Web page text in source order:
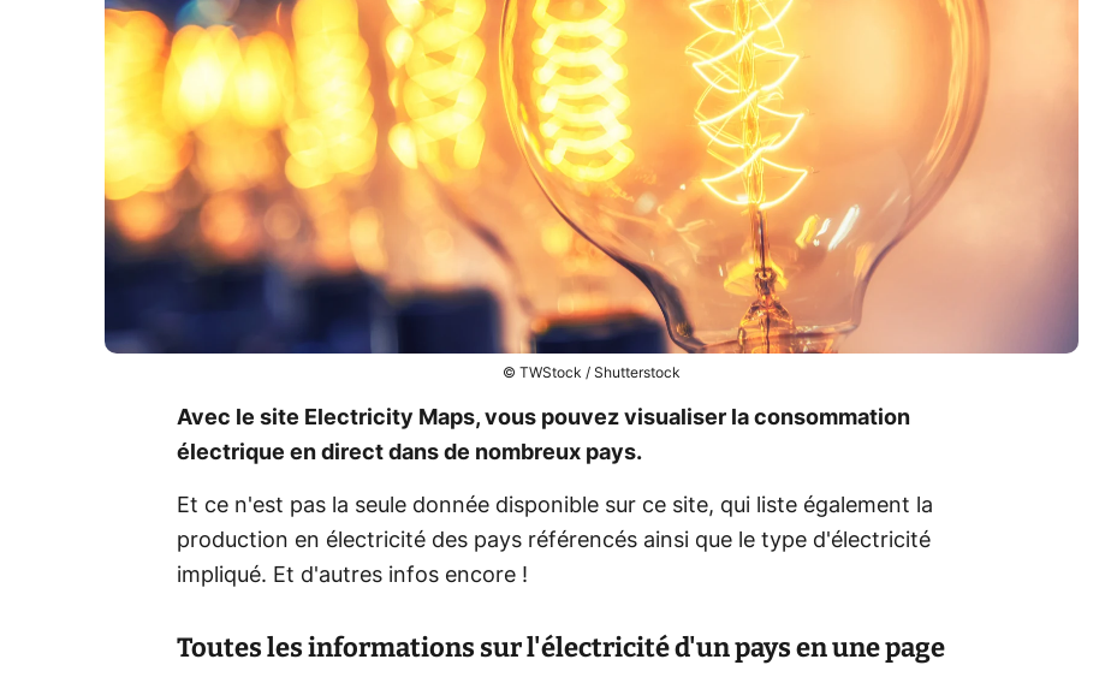
© TWStock / Shutterstock
Avec le site Electricity Maps, vous pouvez visualiser la consommation
électrique en direct dans de nombreux pays.
Et ce n'est pas la seule donnée disponible sur ce site, qui liste également la
production en électricité des pays référencés ainsi que le type d'électricité
impliqué. Et d'autres infos encore !
Toutes les informations sur l'électricité d'un pays en une page